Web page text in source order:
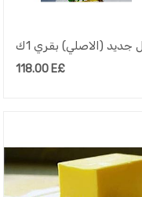
118.00 E£